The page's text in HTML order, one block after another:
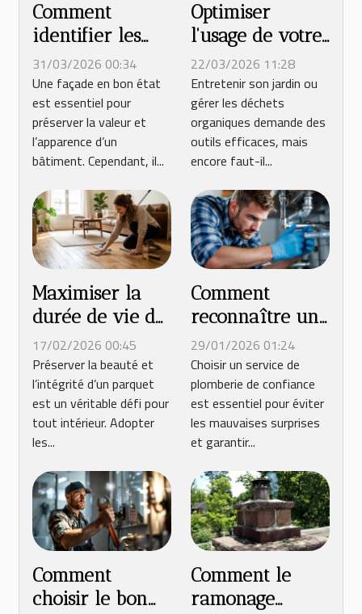
Comment
identifier les
signes
nécessitant une
rénovation de
façade ?
31/03/2026 00:34
Une façade en bon état
est essentiel pour
préserver la valeur et
l’apparence d’un
bâtiment. Cependant, il...
Optimiser
l'usage de votre
broyeur :
techniques et
conseils
pratiques
22/03/2026 11:28
Entretenir son jardin ou
gérer les déchets
organiques demande des
outils efficaces, mais
encore faut-il...
Maximiser la
durée de vie de
votre parquet :
techniques et
astuces
17/02/2026 00:45
Préserver la beauté et
l’intégrité d’un parquet
est un véritable défi pour
tout intérieur. Adopter
les...
Comment
reconnaître un
service de
plomberie fiable
et transparent ?
29/01/2026 01:24
Choisir un service de
plomberie de confiance
est essentiel pour éviter
les mauvaises surprises
et garantir...
Comment
choisir le bon
Comment le
ramonage